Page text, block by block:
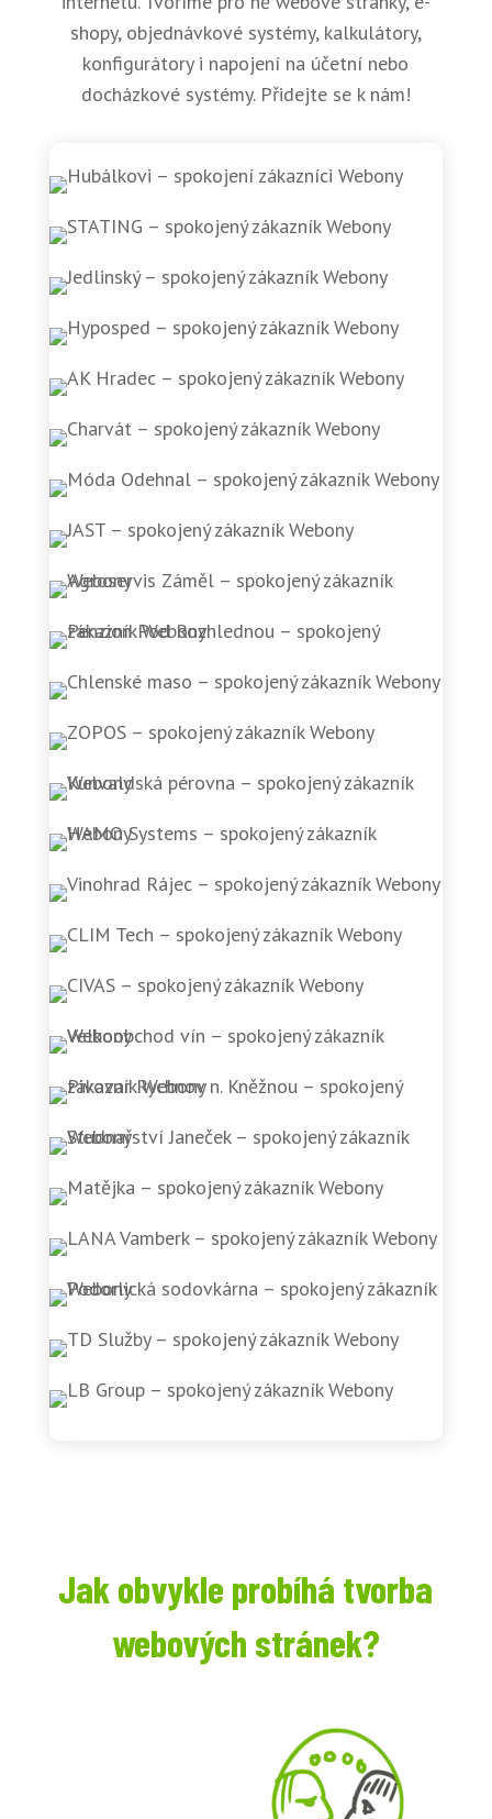
shopy, objednávkové systémy, kalkulátory,
konfigurátory i napojení na účetní nebo
docházkové systémy. Přidejte se k nám!
Jak obvykle probíhá tvorba
webových stránek?